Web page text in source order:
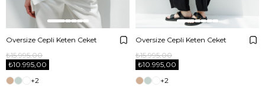
Oversize Cepli Keten Ceket
₺10.995,00
₺15.995,00
+2
Oversize Cepli Keten Ceket
₺10.995,00
₺15.995,00
+2